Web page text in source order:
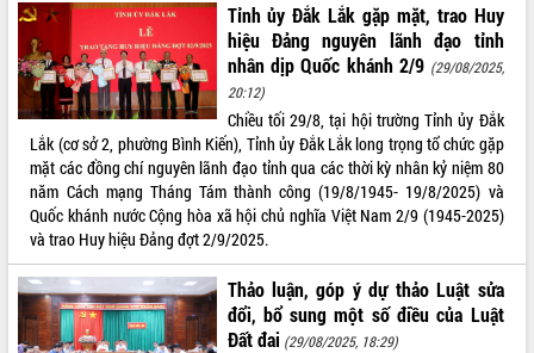
HỆ THỐNG VĂN BẢN
VĂN BẢN HĐND TỈNH
ĐIỂM TIN VĂN BẢN
QUY HOẠCH - KẾ HOẠCH
Tỉnh ủy Đắk Lắk gặp mặt, trao Huy
hiệu Đảng nguyên lãnh đạo tỉnh
nhân dịp Quốc khánh 2/9 (29/08/2025,
20:12)
Chiều tối 29/8, tại hội trường Tỉnh ủy Đắk
Lắk (cơ sở 2, phường Bình Kiến), Tỉnh ủy Đắk Lắk long trọng tổ chức gặp
mặt các đồng chí nguyên lãnh đạo tỉnh qua các thời kỳ nhân kỷ niệm 80
năm Cách mạng Tháng Tám thành công (19/8/1945- 19/8/2025) và
Quốc khánh nước Cộng hòa xã hội chủ nghĩa Việt Nam 2/9 (1945-2025)
và trao Huy hiệu Đảng đợt 2/9/2025.
Thảo luận, góp ý dự thảo Luật sửa
đổi, bổ sung một số điều của Luật
Đất đai (29/08/2025, 18:29)